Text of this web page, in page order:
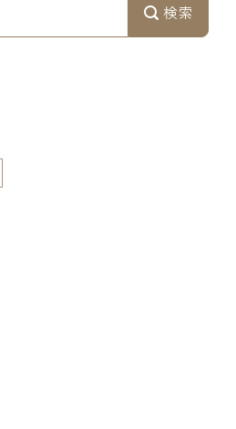
検索